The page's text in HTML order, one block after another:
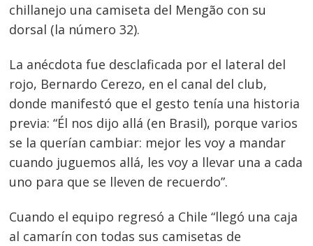
chillanejo una camiseta del Mengão con su
dorsal (la número 32).
La anécdota fue desclaficada por el lateral del
rojo, Bernardo Cerezo, en el canal del club,
donde manifestó que el gesto tenía una historia
previa: “Él nos dijo allá (en Brasil), porque varios
se la querían cambiar: mejor les voy a mandar
cuando juguemos allá, les voy a llevar una a cada
uno para que se lleven de recuerdo”.
Cuando el equipo regresó a Chile “llegó una caja
al camarín con todas sus camisetas de